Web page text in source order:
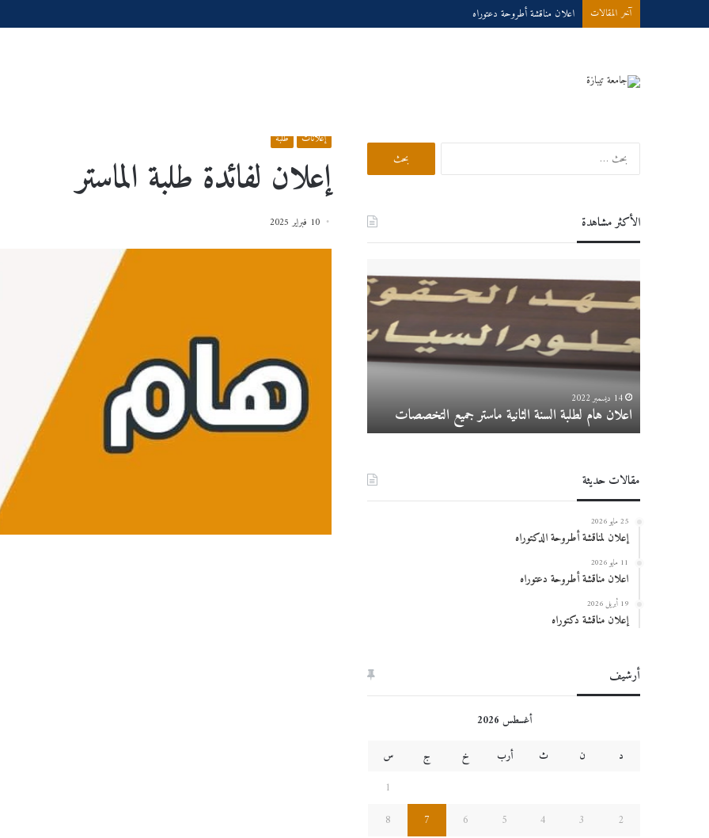
آخر المقالات إعلان مناقشة دكتوراه
إعلانات طلبة
إعلان لفائدة طلبة الماستر
10 فبراير 2025
البحث
الأكثر مشاهدة
هام
لطلبة
الثانية
ماستر
جميع
التخصصات
14 ديسمبر 2022
اعلان هام لطلبة السنة الثانية ماستر جميع التخصصات
عبر
الخط
الجامعية
دروس عبر الخط للسنة الجامعية 2026/2025 إعـــــــــــــــــــــــلان
مقالات حديثة
25 مايو 2026
إعلان لمناقشة أطروحة الدكتوراه
11 مايو 2026
اعلان مناقشة أطروحة دعتوراه
19 أبريل 2026
إعلان مناقشة دكتوراه
أرشيف
أغسطس 2026
د
ن ث أرب خ ج
س
1
2
3
4
5
6
7
8